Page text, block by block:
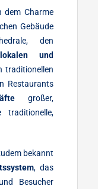
dem Charme
Gebäude
den
lokalen und
traditionellen
Restaurants
großer,
traditionelle,
bekannt
, das
Besucher